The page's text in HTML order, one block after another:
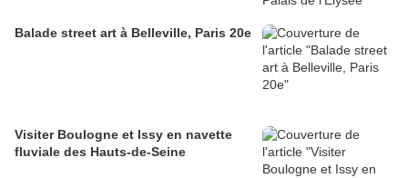
Balade street art à Belleville, Paris 20e
Visiter Boulogne et Issy en navette
fluviale des Hauts-de-Seine